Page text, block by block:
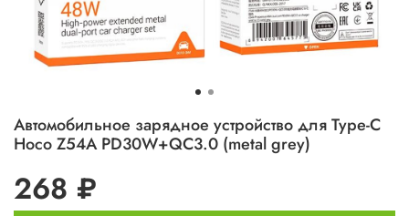
Автомобильное зарядное устройство для Type-C
Hoco Z54A PD30W+QC3.0 (metal grey)
268 ₽